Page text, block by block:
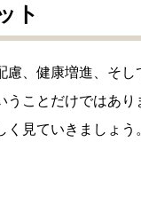
ト
、健康増進、そ
ことだけではあ
見ていきましょう。